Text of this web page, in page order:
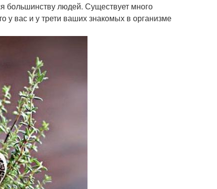
большинству людей. Существует много
у вас и у трети ваших знакомых в организме